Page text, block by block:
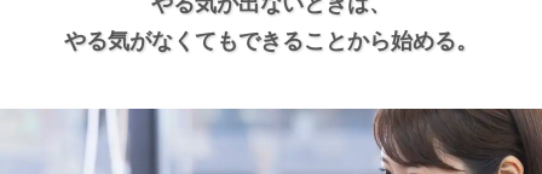
やる気がなくてもできることから始める。